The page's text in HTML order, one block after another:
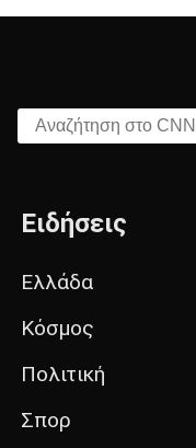
Αναζήτηση στο CNN.gr
Ειδήσεις
Ελλάδα
Κόσμος
Πολιτική
Σπορ